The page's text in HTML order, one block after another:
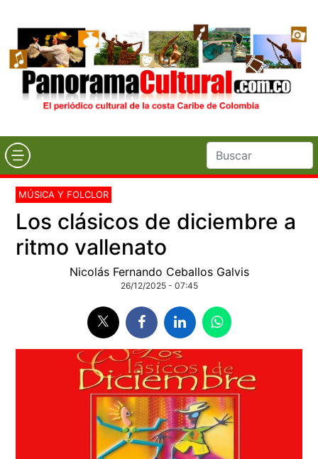
MÚSICA Y FOLCLOR
Los clásicos de diciembre a
ritmo vallenato
Nicolás Fernando Ceballos Galvis
26/12/2025 - 07:45